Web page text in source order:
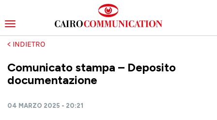
Salta
contenuto
principale
Toggle
navigation
Comunicato stampa – Deposito
documentazione
04 MARZO 2025 - 20:21